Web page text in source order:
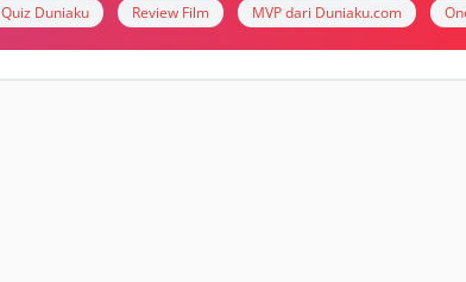
Quiz Duniaku Review Film MVP dari Duniaku.com